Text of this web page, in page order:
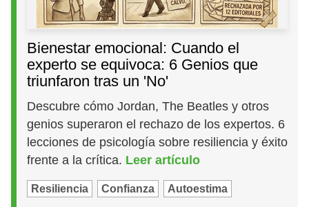
Bienestar emocional: Cuando el
experto se equivoca: 6 Genios que
triunfaron tras un 'No'
Descubre cómo Jordan, The Beatles y otros
genios superaron el rechazo de los expertos. 6
lecciones de psicología sobre resiliencia y éxito
frente a la crítica. Leer artículo
Resiliencia Confianza Autoestima